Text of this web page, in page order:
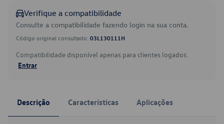
Verifique a compatibilidade
Consulte a compatibilidade fazendo login na sua conta.
Código original consultado: 03L130111H
Compatibilidade disponível apenas para clientes logados.
Entrar
Descrição Características Aplicações